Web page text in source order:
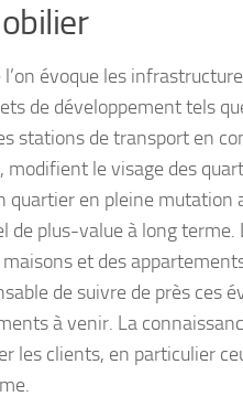
l’on évoque les
de développement tels
stations de transport en
, modifient le visage des
quartier en pleine mutation
de plus-value à long terme.
et des
de suivre de près ces
à venir. La
les clients, en particulier